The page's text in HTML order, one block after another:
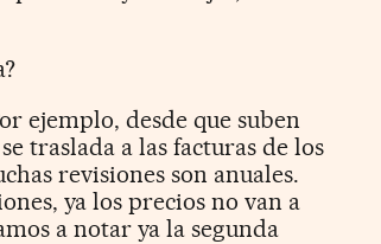
ejemplo, desde que suben
traslada a las facturas de los
revisiones son anuales.
ya los precios no van a
a notar ya la segunda